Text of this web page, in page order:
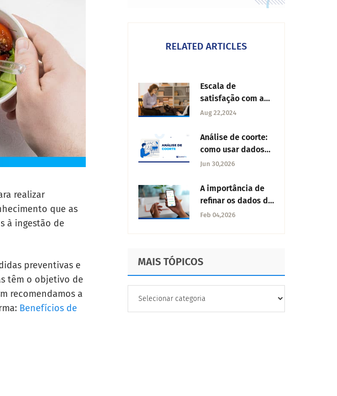
realizar
que as
à ingestão de
preventivas e
têm o objetivo de
recomendamos a
Benefícios de
RELATED ARTICLES
Escala de
satisfação com a
vida (SWLS): o que
Aug 22,2024
Análise de coorte:
como usar dados
de CX e closed-
churn
Jun 30,2026
A importância de
refinar os dados da
pesquisa
Feb 04,2026
MAIS TÓPICOS
TÓPICOS